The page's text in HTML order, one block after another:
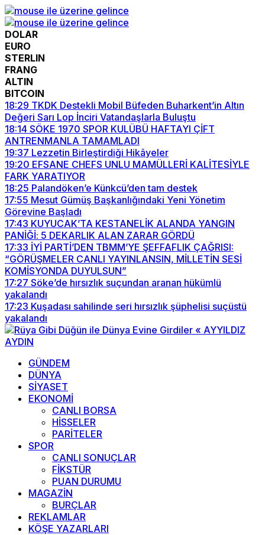
DOLAR
EURO
STERLIN
FRANG
ALTIN
BITCOIN
18:29 TKDK Destekli Mobil Büfeden Buharkent’in Altın
Değeri Sarı Lop İnciri Vatandaşlarla Buluştu
18:14 SÖKE 1970 SPOR KULÜBÜ HAFTAYI ÇİFT
ANTRENMANLA TAMAMLADI
19:37 Lezzetin Birleştirdiği Hikâyeler
19:20 EFSANE CHEFS UNLU MAMÜLLERİ KALİTESİYLE
FARK YARATIYOR
18:25 Palandöken’e Künkcü’den tam destek
17:55 Mesut Gümüş Başkanlığındaki Yeni Yönetim
Görevine Başladı
17:43 KUYUCAK’TA KESTANELİK ALANDA YANGIN
PANİĞİ: 5 DEKARLIK ALAN ZARAR GÖRDÜ
17:33 İYİ PARTİ’DEN TBMM’YE ŞEFFAFLIK ÇAĞRISI:
“GÖRÜŞMELER CANLI YAYINLANSIN, MİLLETİN SESİ
KOMİSYONDA DUYULSUN”
17:27 Söke’de hırsızlık suçundan aranan hükümlü
yakalandı
17:23 Kuşadası sahilinde seri hırsızlık şüphelisi suçüstü
yakalandı
GÜNDEM
DÜNYA
SİYASET
EKONOMİ
CANLI BORSA
HİSSELER
PARİTELER
SPOR
CANLI SONUÇLAR
FİKSTÜR
PUAN DURUMU
MAGAZİN
BURÇLAR
REKLAMLAR
KÖŞE YAZARLARI